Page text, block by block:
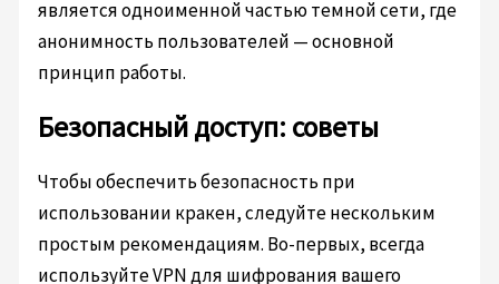
является одноименной частью темной сети, где
анонимность пользователей — основной
принцип работы.
Безопасный доступ: советы
Чтобы обеспечить безопасность при
использовании кракен, следуйте нескольким
простым рекомендациям. Во-первых, всегда
используйте VPN для шифрования вашего